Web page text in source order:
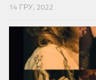
14 ГРУ, 2022